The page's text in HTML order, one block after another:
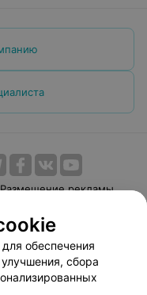
Размещение рекламы
Способы оплаты
103.by
обеспечения
улучшения, сбора